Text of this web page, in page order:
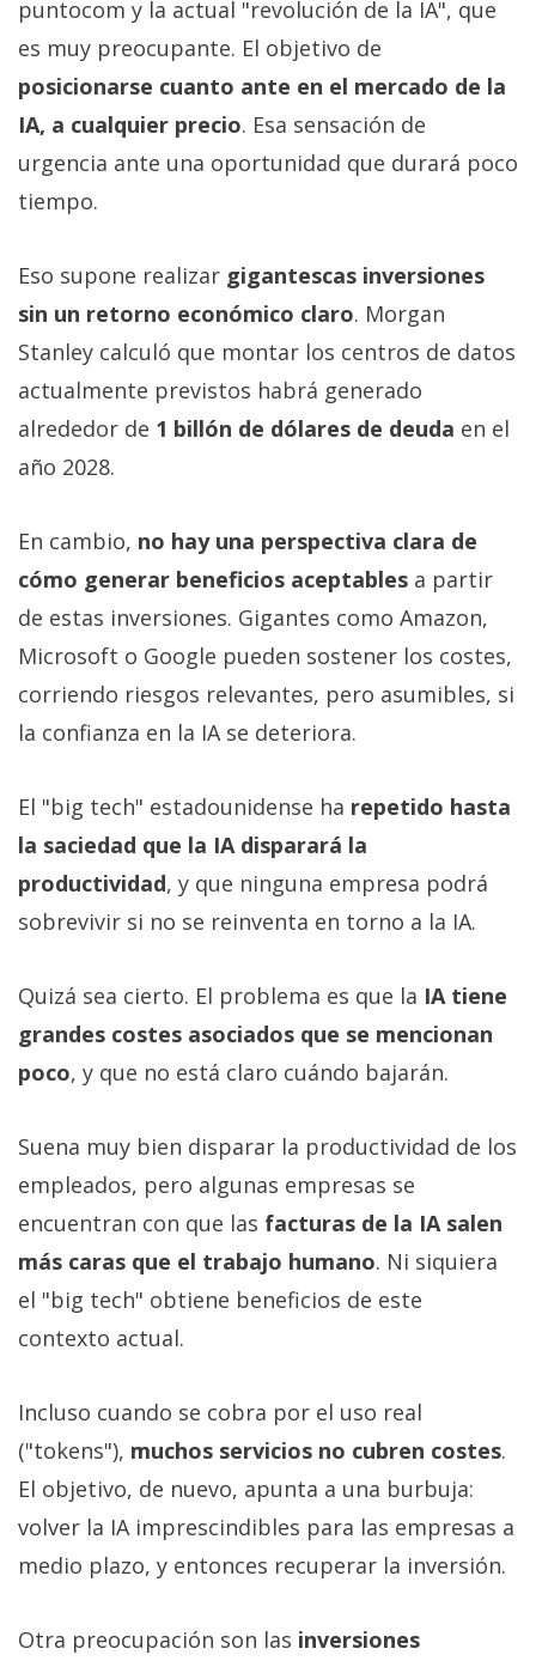
puntocom y la actual "revolución de la IA", que
es muy preocupante. El objetivo de
posicionarse cuanto ante en el mercado de la
IA, a cualquier precio. Esa sensación de
urgencia ante una oportunidad que durará poco
tiempo.
Eso supone realizar gigantescas inversiones
sin un retorno económico claro. Morgan
Stanley calculó que montar los centros de datos
actualmente previstos habrá generado
alrededor de 1 billón de dólares de deuda en el
año 2028.
En cambio, no hay una perspectiva clara de
cómo generar beneficios aceptables a partir
de estas inversiones. Gigantes como Amazon,
Microsoft o Google pueden sostener los costes,
corriendo riesgos relevantes, pero asumibles, si
la confianza en la IA se deteriora.
El "big tech" estadounidense ha repetido hasta
la saciedad que la IA disparará la
productividad, y que ninguna empresa podrá
sobrevivir si no se reinventa en torno a la IA.
Quizá sea cierto. El problema es que la IA tiene
grandes costes asociados que se mencionan
poco, y que no está claro cuándo bajarán.
Suena muy bien disparar la productividad de los
empleados, pero algunas empresas se
encuentran con que las facturas de la IA salen
más caras que el trabajo humano. Ni siquiera
el "big tech" obtiene beneficios de este
contexto actual.
Incluso cuando se cobra por el uso real
("tokens"), muchos servicios no cubren costes.
El objetivo, de nuevo, apunta a una burbuja:
volver la IA imprescindibles para las empresas a
medio plazo, y entonces recuperar la inversión.
Otra preocupación son las inversiones